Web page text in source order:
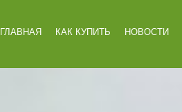
ГЛАВНАЯ КАК КУПИТЬ НОВОСТИ